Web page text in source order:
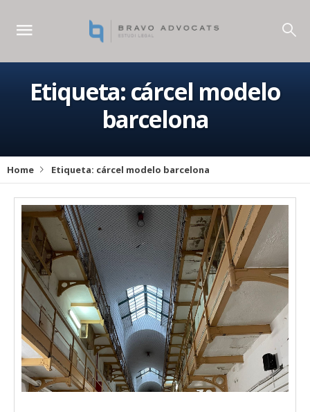
Etiqueta:cárcel modelo
barcelona
Home Etiqueta: cárcel modelo barcelona